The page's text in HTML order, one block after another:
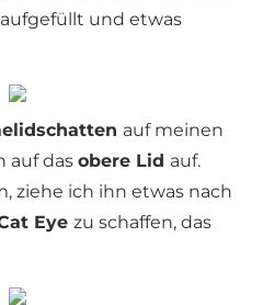
und etwas
auf meinen
auf das obere Lid auf.
ziehe ich ihn etwas nach
Eye zu schaffen, das